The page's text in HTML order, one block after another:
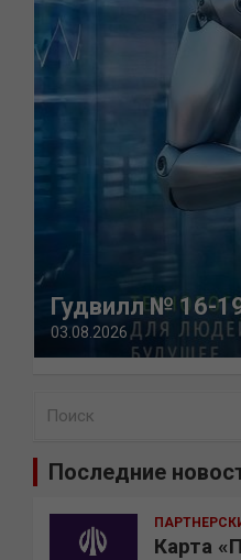
Гудвилл № 16-
03.08.2026
Последние
Карта